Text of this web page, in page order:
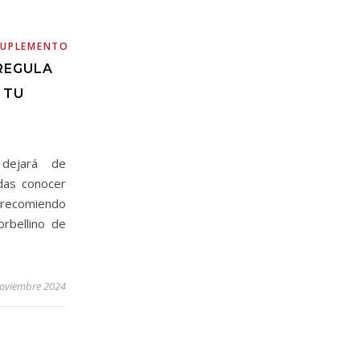
de
conocer
de
2024